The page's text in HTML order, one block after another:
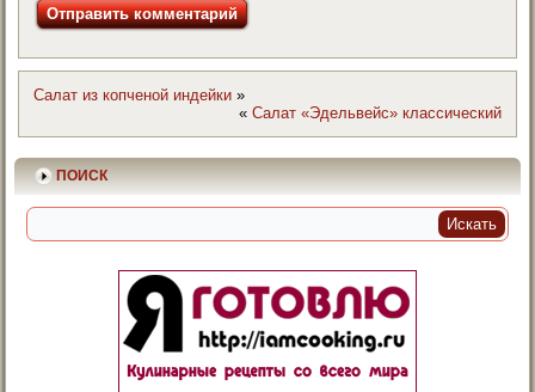
Салат из копченой индейки »
« Салат «Эдельвейс» классический
ПОИСК